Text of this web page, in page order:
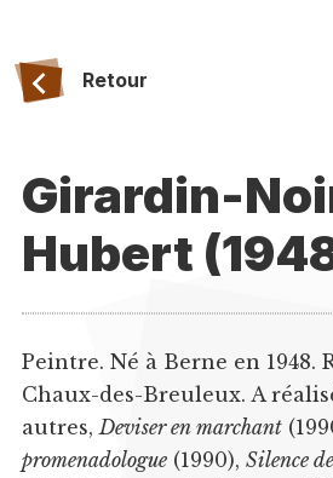
Retour
Girardin-
Hubert
Peintre. Né à Berne en 1948.
Chaux-des-Breuleux. A
autres, Deviser en marchant
promenadologue(1990), Silence